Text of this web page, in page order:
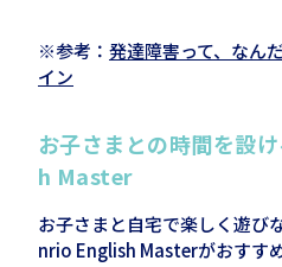
※参考： 発達障害って、なん
イン
お子さまとの時間を設
h Master
お子さまと自宅で楽しく遊び
nrio English Masterがおすす